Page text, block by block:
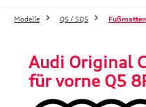
Modelle Q5 / SQ5 Fußmatten
Audi Original
für vorne Q5